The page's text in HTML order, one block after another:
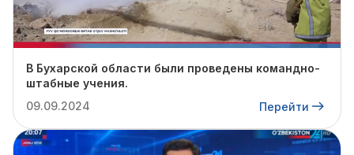
В Бухарской области были проведены командно-
штабные учения.
09.09.2024
Перейти